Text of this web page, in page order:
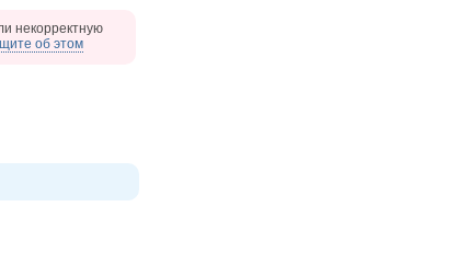
некорректную
об этом